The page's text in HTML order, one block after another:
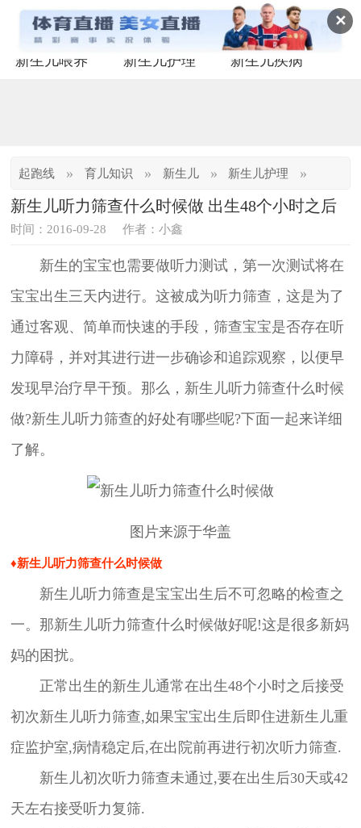
✕
新生儿喂养 新生儿护理 新生儿疾病
起跑线 » 育儿知识 » 新生儿 » 新生儿护理 »
新生儿听力筛查什么时候做 出生48个小时之后
时间：2016-09-28 作者：小鑫
新生的宝宝也需要做听力测试，第一次测试将在
宝宝出生三天内进行。这被成为听力筛查，这是为了
通过客观、简单而快速的手段，筛查宝宝是否存在听
力障碍，并对其进行进一步确诊和追踪观察，以便早
发现早治疗早干预。那么，新生儿听力筛查什么时候
做?新生儿听力筛查的好处有哪些呢?下面一起来详细
了解。
图片来源于华盖
♦新生儿听力筛查什么时候做
新生儿听力筛查是宝宝出生后不可忽略的检查之
一。那新生儿听力筛查什么时候做好呢!这是很多新妈
妈的困扰。
正常出生的新生儿通常在出生48个小时之后接受
初次新生儿听力筛查,如果宝宝出生后即住进新生儿重
症监护室,病情稳定后,在出院前再进行初次听力筛查.
新生儿初次听力筛查未通过,要在出生后30天或42
天左右接受听力复筛.